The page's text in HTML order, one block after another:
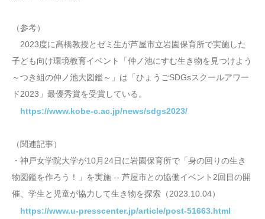
（参考）
2023度に髙橋教授とゼミ生が芦屋市立岩園保育所で実施した
子ども向け環境教育イベント「仲ノ池にすむ生き物を見つけよう
～つき組の仲ノ池大図鑑～」は「ひょうごSDGsスクールアワー
ド2023」最優秀賞を受賞している。
https://www.kobe-c.ac.jp/news/sdgs2023/
（関連記事）
・神戸女学院大学が10月24日に岩園保育所で「身の回りの生き
物図鑑を作ろう！」を実施 -- 芦屋市との協働イベント2回目の開
催、学生と児童が協力して生き物を探索（2023.10.04）
https://www.u-presscenter.jp/article/post-51663.html